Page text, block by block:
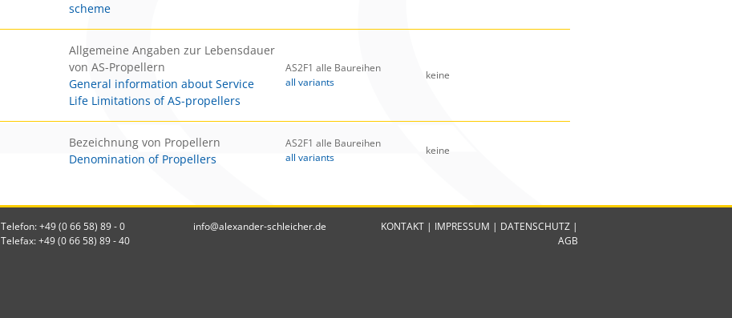
scheme
Allgemeine Angaben zur Lebensdauer
von AS-Propellern
General information about Service
Life Limitations of AS-propellers
AS2F1 alle Baureihen
all variants
keine
Bezeichnung von Propellern
Denomination of Propellers
AS2F1 alle Baureihen
all variants
keine
Telefon: +49 (0 66 58) 89 - 0
Telefax: +49 (0 66 58) 89 - 40
info@alexander-schleicher.de KONTAKT | IMPRESSUM | DATENSCHUTZ |
AGB